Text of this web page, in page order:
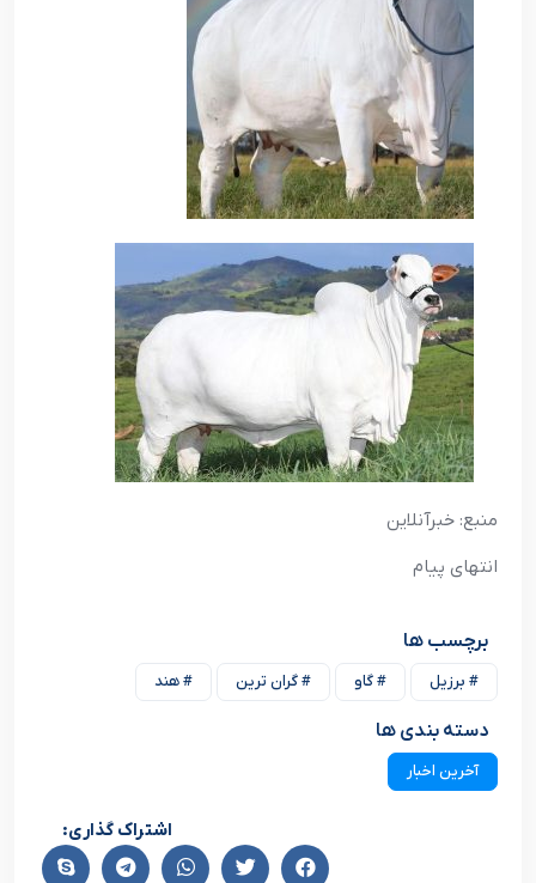
منبع: خبرآنلاین
انتهای پیام
برچسب ها
# برزیل # گاو # گران ترین # هند
دسته بندی ها
آخرین اخبار
اشتراک گذاری: